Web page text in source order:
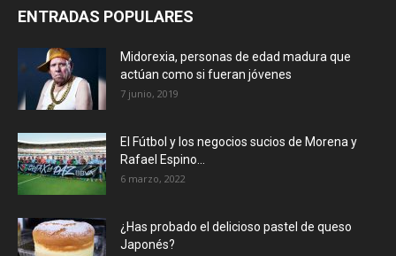
ENTRADAS POPULARES
Midorexia, personas de edad madura que
actúan como si fueran jóvenes
7 junio, 2019
El Fútbol y los negocios sucios de Morena y
Rafael Espino...
6 marzo, 2022
¿Has probado el delicioso pastel de queso
Japonés?